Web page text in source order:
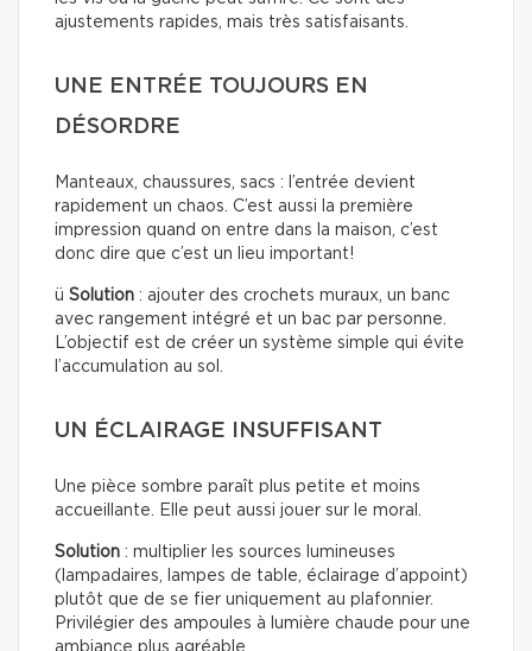
ajustements rapides, mais très satisfaisants.
UNE ENTRÉE TOUJOURS EN
DÉSORDRE
Manteaux, chaussures, sacs : l’entrée devient
rapidement un chaos. C’est aussi la première
impression quand on entre dans la maison, c’est
donc dire que c’est un lieu important!
ü Solution : ajouter des crochets muraux, un banc
avec rangement intégré et un bac par personne.
L’objectif est de créer un système simple qui évite
l’accumulation au sol.
UN ÉCLAIRAGE INSUFFISANT
Une pièce sombre paraît plus petite et moins
accueillante. Elle peut aussi jouer sur le moral.
Solution : multiplier les sources lumineuses
(lampadaires, lampes de table, éclairage d’appoint)
plutôt que de se fier uniquement au plafonnier.
Privilégier des ampoules à lumière chaude pour une